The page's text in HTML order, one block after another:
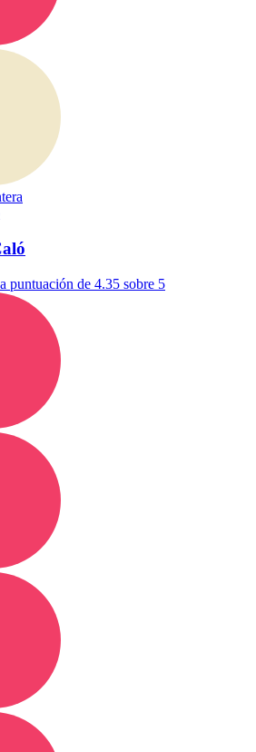
puntuación de 4.35 sobre 5